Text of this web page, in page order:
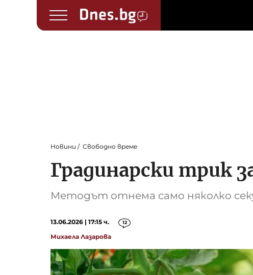
Новини Свободно време
Градинарски трик
Методът отнема само няколко
13.06.2026 | 17:15 ч. 12
Михаела Лазарова